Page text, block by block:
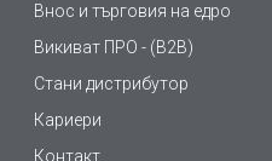
Внос и търговия на едро
Викиват ПРО - (B2B)
Стани дистрибутор
Кариери
Контакт